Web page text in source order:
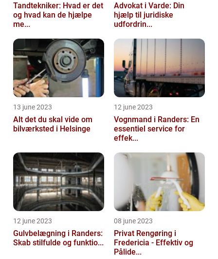
Tandtekniker: Hvad er det
og hvad kan de hjælpe
me...
Advokat i Varde: Din
hjælp til juridiske
udfordrin...
13 june 2023
Alt det du skal vide om
bilværksted i Helsinge
12 june 2023
Vognmand i Randers: En
essentiel service for
effek...
12 june 2023
Gulvbelægning i Randers:
Skab stilfulde og funktio...
08 june 2023
Privat Rengøring i
Fredericia - Effektiv og
Pålide...